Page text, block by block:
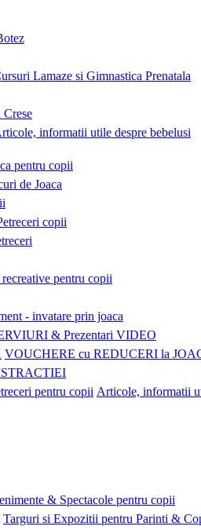
Lamaze si Gimnastica Prenatala
informatii utile despre bebelusi
pentru copii
de Joaca
copii
pentru copii
- invatare prin joaca
& Prezentari VIDEO
VOUCHERE cu REDUCERI la
Articole, informatii
& Spectacole pentru copii
Targuri si Expozitii pentru Parinti &